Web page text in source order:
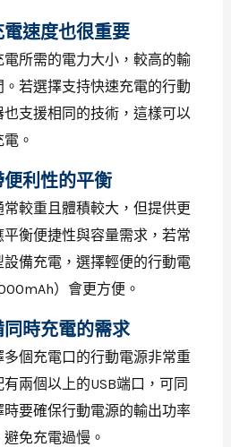
速度也很重要
所需的電力大小，較高的輸
若選擇支持快速充電的行動
支援相同的技術，這樣可以
。
利性的平衡
較重且體積較大，但提供更
衡便捷性與容量需求，若常
備充電，選擇輕便的行動電
）會更方便。
時充電的需求
個充電口的行動電源非常重
兩個以上的USB端口，可同
要確保行動電源的輸出功率
免充電過慢。